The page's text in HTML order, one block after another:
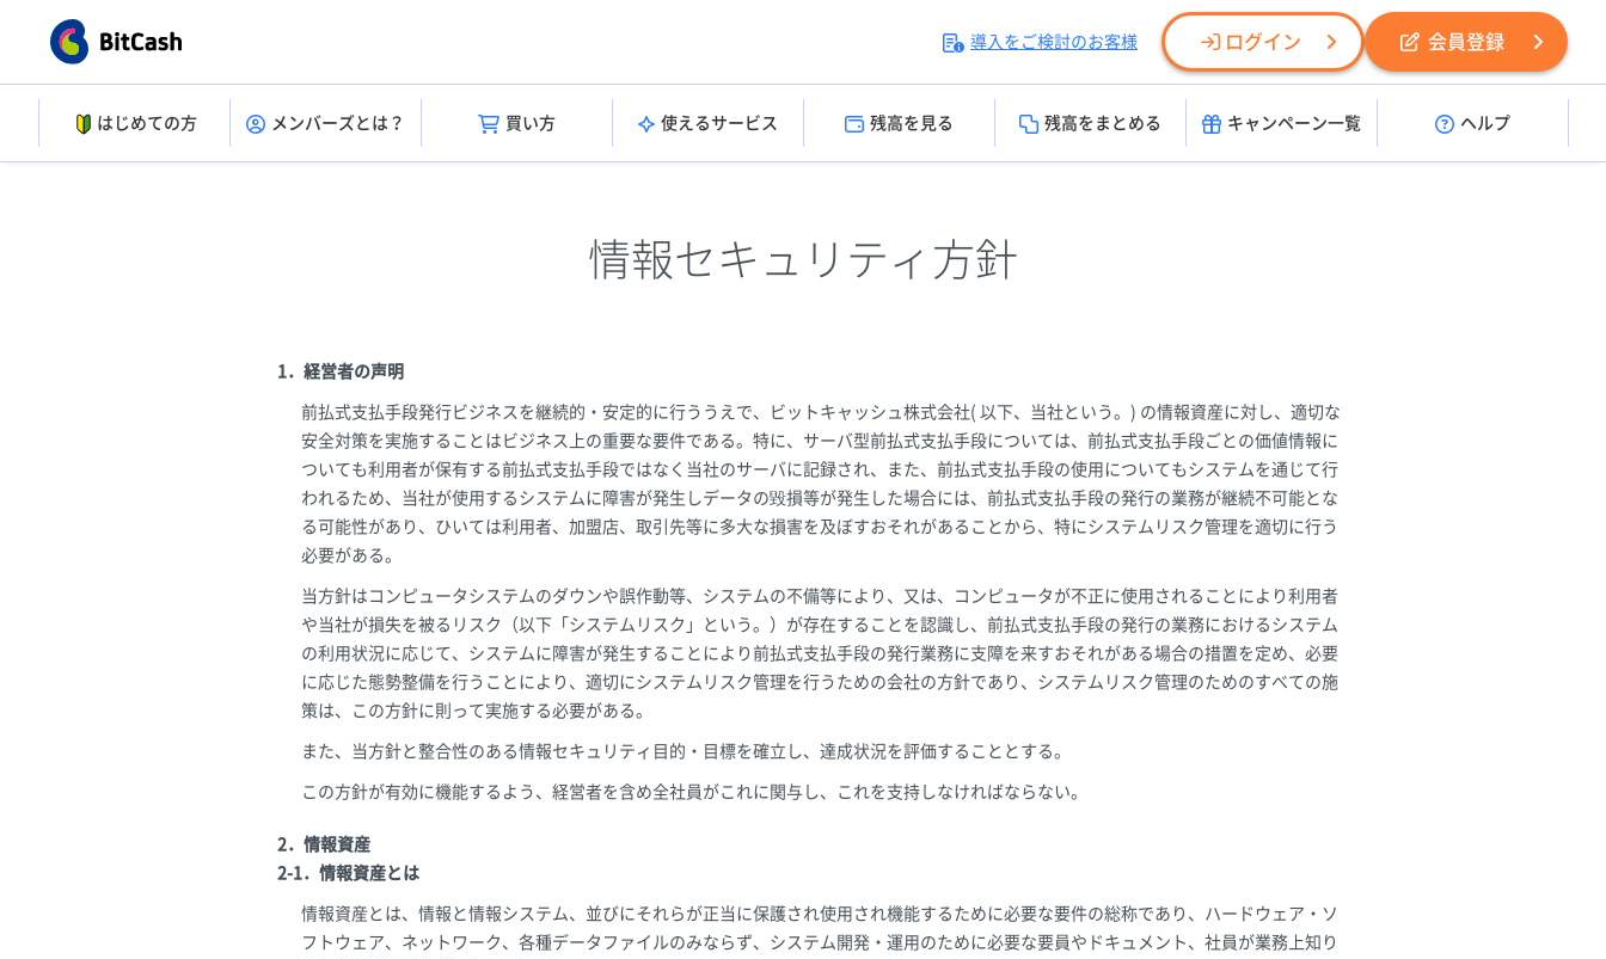
導入をご検討のお客様 ログイン 会員登録
はじめての方 メンバーズとは？ 買い方 使えるサービス 残高を見る 残高をまとめる キャンペーン一覧 ヘルプ
情報セキュリティ方針
1．経営者の声明
前払式支払手段発行ビジネスを継続的・安定的に行ううえで、ビットキャッシュ株式会社( 以下、当社という。) の情報資産に対し、適切な
安全対策を実施することはビジネス上の重要な要件である。特に、サーバ型前払式支払手段については、前払式支払手段ごとの価値情報に
ついても利用者が保有する前払式支払手段ではなく当社のサーバに記録され、また、前払式支払手段の使用についてもシステムを通じて行
われるため、当社が使用するシステムに障害が発生しデータの毀損等が発生した場合には、前払式支払手段の発行の業務が継続不可能とな
る可能性があり、ひいては利用者、加盟店、取引先等に多大な損害を及ぼすおそれがあることから、特にシステムリスク管理を適切に行う
必要がある。
当方針はコンピュータシステムのダウンや誤作動等、システムの不備等により、又は、コンピュータが不正に使用されることにより利用者
や当社が損失を被るリスク（以下「システムリスク」という。）が存在することを認識し、前払式支払手段の発行の業務におけるシステム
の利用状況に応じて、システムに障害が発生することにより前払式支払手段の発行業務に支障を来すおそれがある場合の措置を定め、必要
に応じた態勢整備を行うことにより、適切にシステムリスク管理を行うための会社の方針であり、システムリスク管理のためのすべての施
策は、この方針に則って実施する必要がある。
また、当方針と整合性のある情報セキュリティ目的・目標を確立し、達成状況を評価することとする。
この方針が有効に機能するよう、経営者を含め全社員がこれに関与し、これを支持しなければならない。
2．情報資産
2-1．情報資産とは
情報資産とは、情報と情報システム、並びにそれらが正当に保護され使用され機能するために必要な要件の総称であり、ハードウェア・ソ
フトウェア、ネットワーク、各種データファイルのみならず、システム開発・運用のために必要な要員やドキュメント、社員が業務上知り